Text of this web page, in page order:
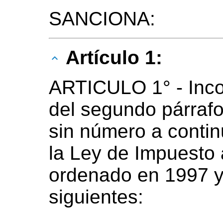
SANCIONA:
Artículo 1:
ARTICULO 1° -
del segundo
sin número a
la Ley de Impuesto
ordenado en 1997
siguientes: